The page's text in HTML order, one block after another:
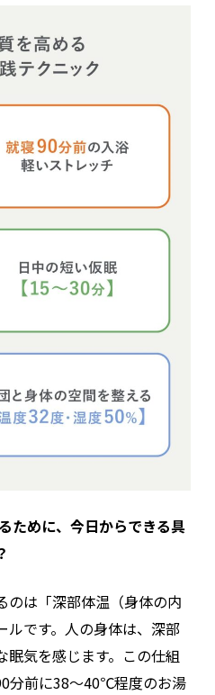
ために、今日からできる具
のは「深部体温（身体の内
ルです。人の身体は、深部
気を感じます。 この仕組
分前に38〜40℃程度のお湯